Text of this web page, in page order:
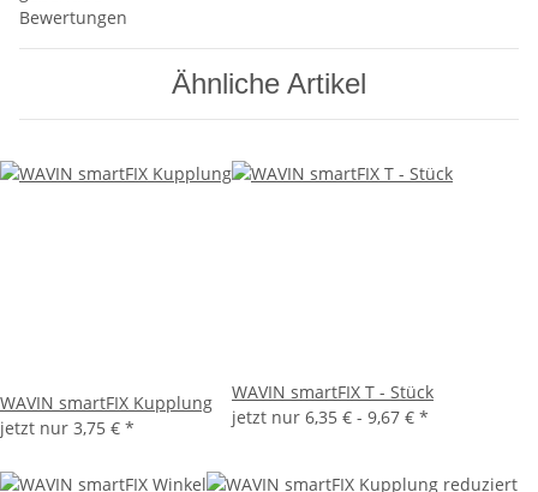
Bewertungen
Ähnliche Artikel
WAVIN smartFIX Kupplung
jetzt nur 3,75 € *
WAVIN smartFIX T - Stück
jetzt nur 6,35 € - 9,67 € *